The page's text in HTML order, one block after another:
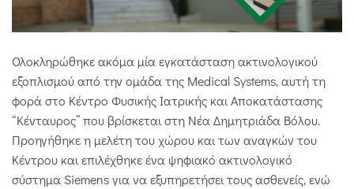
Ολοκληρώθηκε ακόμα μία εγκατάσταση ακτινολογικού
εξοπλισμού από την ομάδα της Medical Systems, αυτή τη
φορά στο Κέντρο Φυσικής Ιατρικής και Αποκατάστασης
“Κένταυρος” που βρίσκεται στη Νέα Δημητριάδα Βόλου.
Προηγήθηκε η μελέτη του χώρου και των αναγκών του
Κέντρου και επιλέχθηκε ένα ψηφιακό ακτινολογικό
σύστημα Siemens για να εξυπηρετήσει τους ασθενείς, ενώ